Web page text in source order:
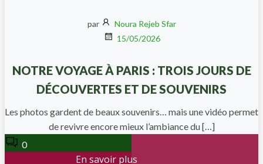
par
Noura Rejeb Sfar
15/05/2026
NOTRE VOYAGE À PARIS : TROIS JOURS DE
DÉCOUVERTES ET DE SOUVENIRS
Les photos gardent de beaux souvenirs… mais une vidéo permet
de revivre encore mieux l’ambiance du […]
0
En savoir plus